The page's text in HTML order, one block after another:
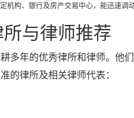
机构、银行及房产交易中心，能迅速调
与律师推荐
多年的优秀律所和律师。他
的律所及相关律师代表：